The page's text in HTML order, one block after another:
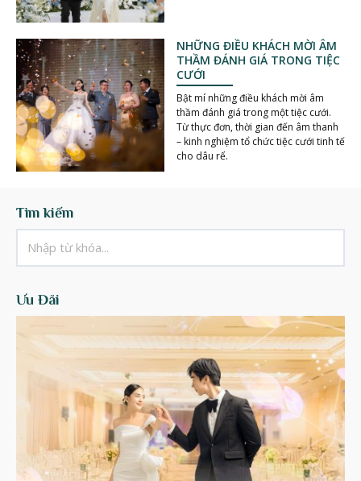
NHỮNG ĐIỀU KHÁCH MỜI ÂM
THẦM ĐÁNH GIÁ TRONG TIỆC
CƯỚI
Bật mí những điều khách mời âm
thầm đánh giá trong một tiệc cưới.
Từ thực đơn, thời gian đến âm thanh
– kinh nghiệm tổ chức tiệc cưới tinh tế
cho dâu rể.
Tìm kiếm
Ưu Đãi